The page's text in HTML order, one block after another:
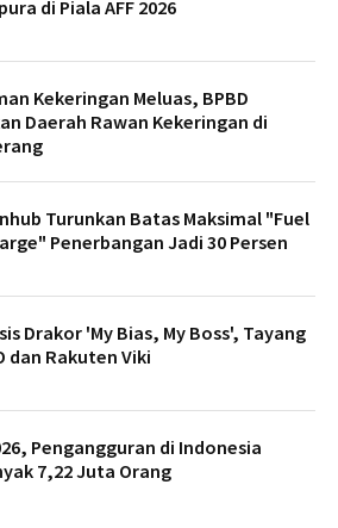
di Piala AFF 2026
Kekeringan Meluas, BPBD
Daerah Rawan Kekeringan di
Turunkan Batas Maksimal "Fuel
Penerbangan Jadi 30 Persen
Drakor 'My Bias, My Boss', Tayang
dan Rakuten Viki
Pengangguran di Indonesia
7,22 Juta Orang